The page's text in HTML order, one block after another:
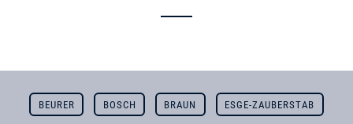
BEURER BOSCH BRAUN ESGE-ZAUBERSTAB